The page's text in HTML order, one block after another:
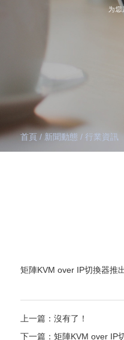
首頁/ 新聞動態 / 行業資訊
矩陣KVM over IP切換器
上一篇：沒有了！
下一篇：矩陣KVM over